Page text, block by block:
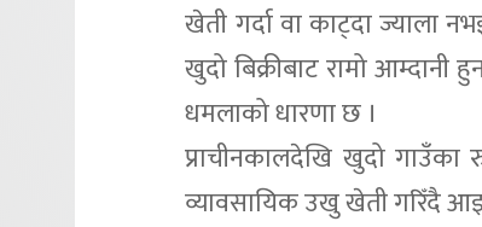
खेती गर्दा वा काट्दा ज्याला
खुदो बिक्रीबाट रामो
धमलाको धारणा छ ।
प्राचीनकालदेखि खुदो गाउँका
व्यावसायिक उखु खेती गरिँदै